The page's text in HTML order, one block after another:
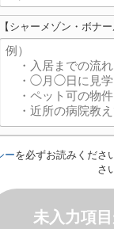
【シャーメゾン・ボナ
ーを必ずお読みくださ
さ
未入力項